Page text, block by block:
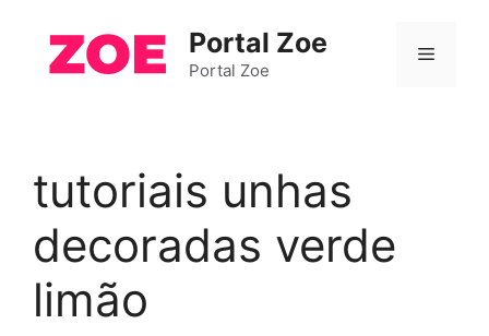
Portal Zoe
Portal Zoe
Menu
tutoriais unhas
decoradas verde
limão